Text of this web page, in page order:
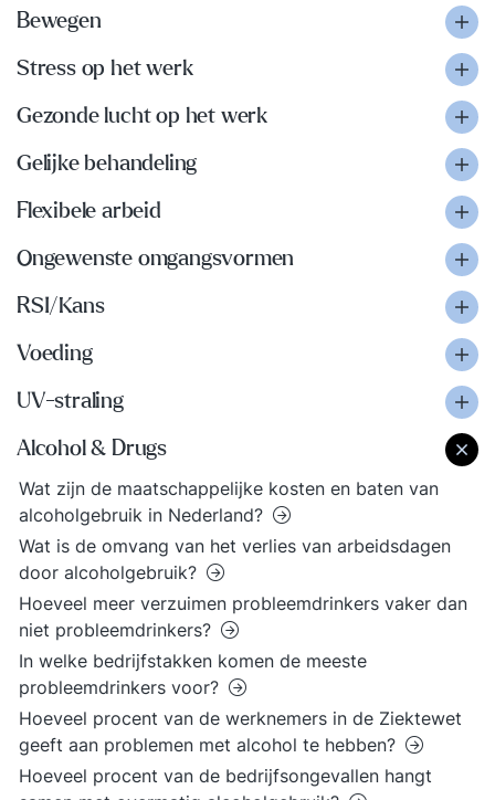
Bewegen
Stress op het werk
Gezonde lucht op het werk
Gelijke behandeling
Flexibele arbeid
Ongewenste omgangsvormen
RSI/Kans
Voeding
UV-straling
Alcohol & Drugs
Wat zijn de maatschappelijke kosten en baten van
alcoholgebruik in Nederland?
Wat is de omvang van het verlies van arbeidsdagen
door alcoholgebruik?
Hoeveel meer verzuimen probleemdrinkers vaker dan
niet probleemdrinkers?
In welke bedrijfstakken komen de meeste
probleemdrinkers voor?
Hoeveel procent van de werknemers in de Ziektewet
geeft aan problemen met alcohol te hebben?
Hoeveel procent van de bedrijfsongevallen hangt